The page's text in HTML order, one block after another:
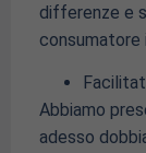
differenze e
consumatore
Abbiamo
adesso